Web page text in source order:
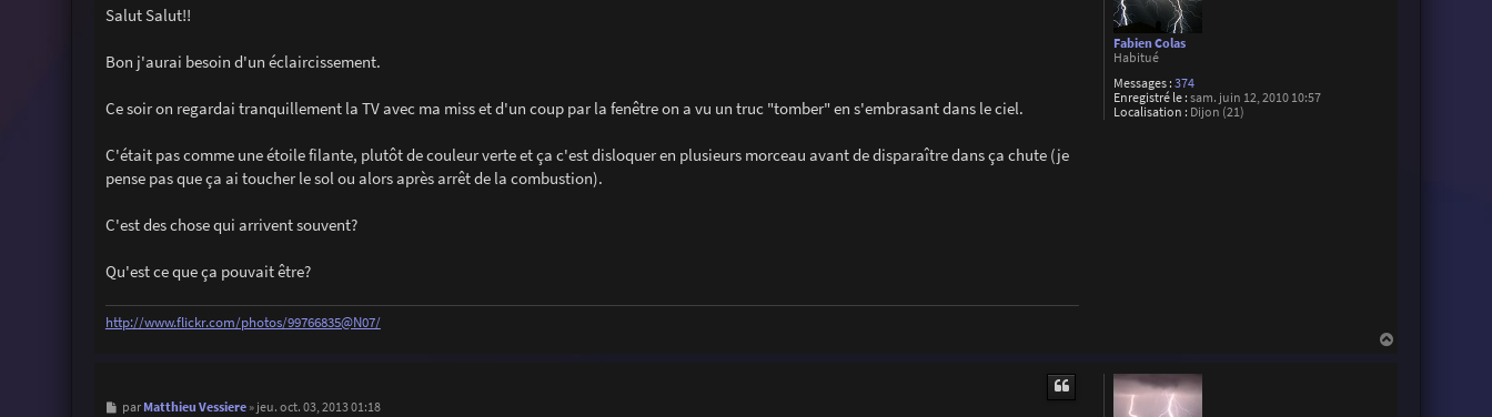
Fabien Colas
Habitué
Messages : 374
Enregistré le : sam. juin 12, 2010 10:57
Localisation : Dijon (21)
s
s
e
Salut Salut!!
Bon j'aurai besoin d'un éclaircissement.
Ce soir on regardai tranquillement la TV avec ma miss et d'un coup par la fenêtre on a vu un truc "tomber" en s'embrasant dans le ciel.
C'était pas comme une étoile filante, plutôt de couleur verte et ça c'est disloquer en plusieurs morceau avant de disparaître dans ça chute (je
pense pas que ça ai toucher le sol ou alors après arrêt de la combustion).
C'est des chose qui arrivent souvent?
Qu'est ce que ça pouvait être?
http://www.flickr.com/photos/99766835@N07/
M
par Matthieu Vessiere» jeu. oct. 03, 2013 01:18